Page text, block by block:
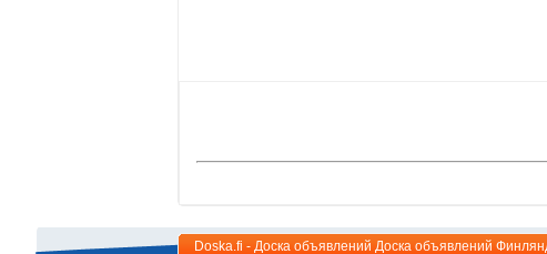
Doska.fi - Доска объявлений Доска объявлений